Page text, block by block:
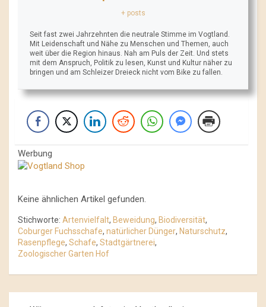
+ posts
Seit fast zwei Jahrzehnten die neutrale Stimme im Vogtland.
Mit Leidenschaft und Nähe zu Menschen und Themen, auch
weit über die Region hinaus. Nah am Puls der Zeit. Und stets
mit dem Anspruch, Politik zu lesen, Kunst und Kultur näher zu
bringen und am Schleizer Dreieck nicht vom Bike zu fallen.
Werbung
Keine ähnlichen Artikel gefunden.
Stichworte: Artenvielfalt, Beweidung, Biodiversität,
Coburger Fuchsschafe, natürlicher Dünger, Naturschutz,
Rasenpflege, Schafe, Stadtgärtnerei,
Zoologischer Garten Hof